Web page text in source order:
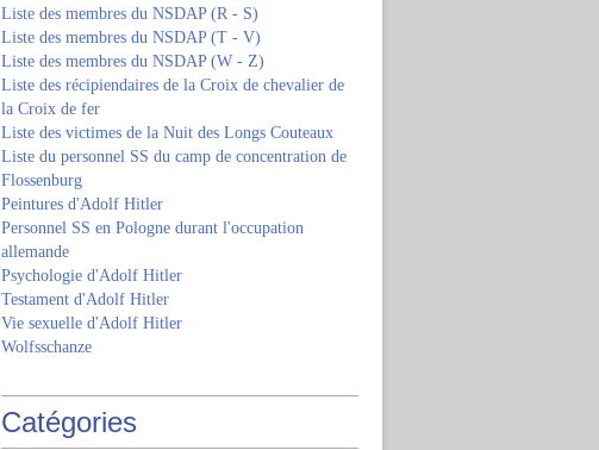
Liste des membres du NSDAP (R - S)
Liste des membres du NSDAP (T - V)
Liste des membres du NSDAP (W - Z)
Liste des récipiendaires de la Croix de chevalier de
la Croix de fer
Liste des victimes de la Nuit des Longs Couteaux
Liste du personnel SS du camp de concentration de
Flossenburg
Peintures d'Adolf Hitler
Personnel SS en Pologne durant l'occupation
allemande
Psychologie d'Adolf Hitler
Testament d'Adolf Hitler
Vie sexuelle d'Adolf Hitler
Wolfsschanze
Catégories